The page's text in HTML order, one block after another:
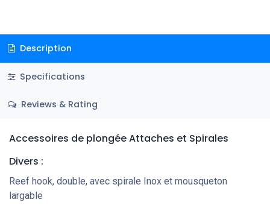
Description
Specifications
Reviews & Rating
Accessoires de plongéeAttaches et Spirales
Divers :
Reef hook, double, avec spirale Inox et mousqueton
largable